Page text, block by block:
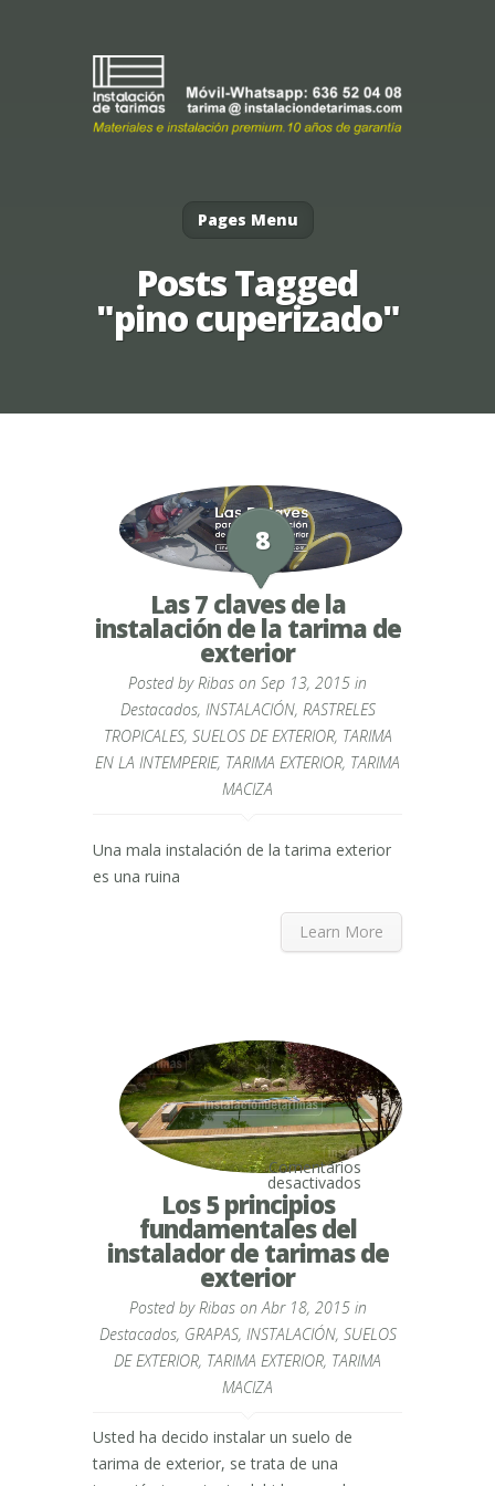
Pages Menu
Posts Tagged
"pino cuperizado"
8
Las 7 claves de la
instalación de la tarima de
exterior
Posted byRibas on Sep 13, 2015 in
Destacados, INSTALACIÓN, RASTRELES
TROPICALES, SUELOS DE EXTERIOR, TARIMA
EN LA INTEMPERIE, TARIMA EXTERIOR, TARIMA
MACIZA
Una mala instalación de la tarima exterior
es una ruina
Learn More
Comentarios
desactivados
fundamentales
del
tarimas
de
exterior
Los 5 principios
fundamentales del
instalador de tarimas de
exterior
Posted by Ribason Abr 18, 2015 in
Destacados, GRAPAS, INSTALACIÓN, SUELOS
DE EXTERIOR, TARIMA EXTERIOR, TARIMA
MACIZA
Usted ha decido instalar un suelo de
tarima de exterior, se trata de una